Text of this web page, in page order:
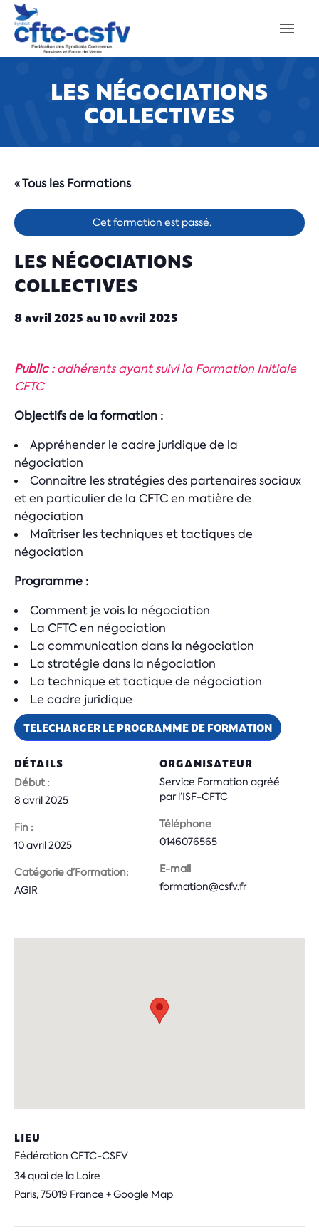
LES NÉGOCIATIONS
COLLECTIVES
« Tous les Formations
Cet formation est passé.
LES NÉGOCIATIONS
COLLECTIVES
8 avril 2025 au10 avril 2025
Public :adhérents ayant suivi la Formation Initiale
CFTC
Objectifs de la formation :
Appréhender le cadre juridique de la
négociation
Connaître les stratégies des partenaires sociaux
et en particulier de la CFTC en matière de
négociation
Maîtriser les techniques et tactiques de
négociation
Programme :
Comment je vois la négociation
La CFTC en négociation
La communication dans la négociation
La stratégie dans la négociation
La technique et tactique de négociation
Le cadre juridique
TELECHARGER LE PROGRAMME DE FORMATION
DÉTAILS
Début :
8 avril 2025
Fin :
10 avril 2025
Catégorie d’Formation:
AGIR
ORGANISATEUR
Service Formation agréé
par l’ISF-CFTC
Téléphone
0146076565
E-mail
formation@csfv.fr
LIEU
Fédération CFTC-CSFV
34 quai de la Loire
Paris,75019 France + Google Map